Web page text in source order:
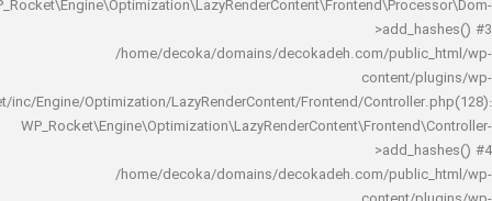
/home/decoka/domains/decokadeh.com/
rocket/inc/Engine/Optimization/LazyRenderContent/Frontend/
/home/decoka/domains/decokadeh.com/